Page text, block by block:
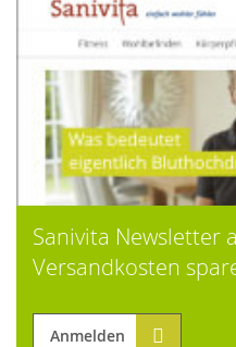
Sanivita Newsletter
Versandkosten
Anmelden